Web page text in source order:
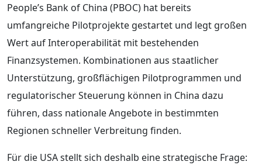
People’s Bank of China (PBOC) hat bereits
umfangreiche Pilotprojekte gestartet und legt großen
Wert auf Interoperabilität mit bestehenden
Finanzsystemen. Kombinationen aus staatlicher
Unterstützung, großflächigen Pilotprogrammen und
regulatorischer Steuerung können in China dazu
führen, dass nationale Angebote in bestimmten
Regionen schneller Verbreitung finden.
Für die USA stellt sich deshalb eine strategische Frage: